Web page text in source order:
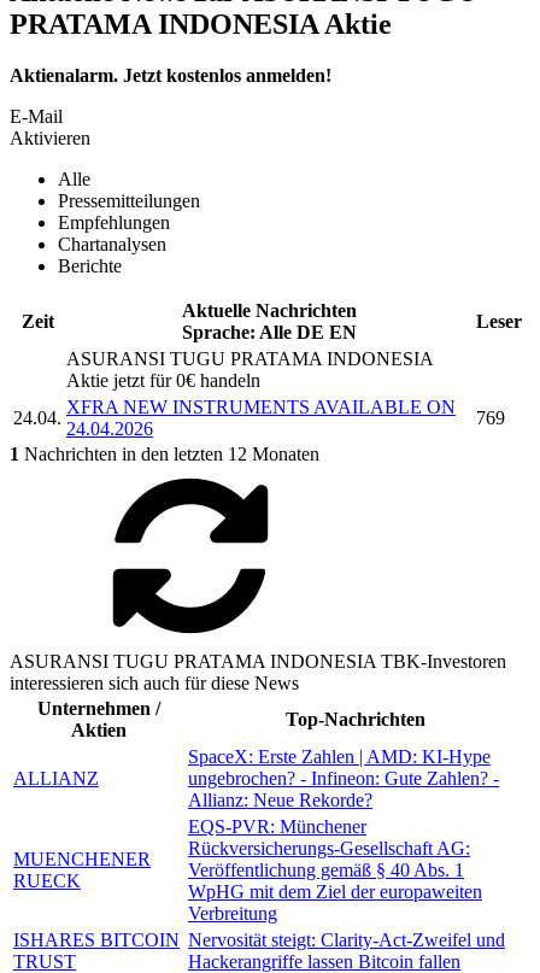
PRATAMA INDONESIA Aktie
Aktienalarm. Jetzt kostenlos anmelden!
E-Mail
Aktivieren
Alle
Pressemitteilungen
Empfehlungen
Chartanalysen
Berichte
Zeit
Aktuelle Nachrichten
Sprache: Alle DE EN
Leser
ASURANSI TUGU PRATAMA INDONESIA
Aktie jetzt für 0€ handeln
24.04.
XFRA NEW INSTRUMENTS AVAILABLE ON
24.04.2026
769
1 Nachrichten in den letzten 12 Monaten
ASURANSI TUGU PRATAMA INDONESIA TBK-Investoren
interessieren sich auch für diese News
Unternehmen /
Aktien
Top-Nachrichten
ALLIANZ
SpaceX: Erste Zahlen | AMD: KI-Hype
ungebrochen? - Infineon: Gute Zahlen? -
Allianz: Neue Rekorde?
MUENCHENER
RUECK
EQS-PVR: Münchener
Rückversicherungs-Gesellschaft AG:
Veröffentlichung gemäß § 40 Abs. 1
WpHG mit dem Ziel der europaweiten
Verbreitung
ISHARES BITCOIN
TRUST
Nervosität steigt: Clarity-Act-Zweifel und
Hackerangriffe lassen Bitcoin fallen